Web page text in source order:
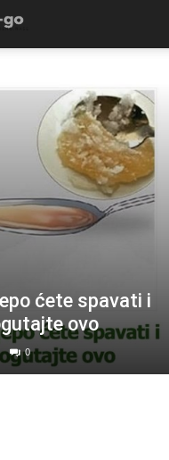
ćete spavati i
ovo
0